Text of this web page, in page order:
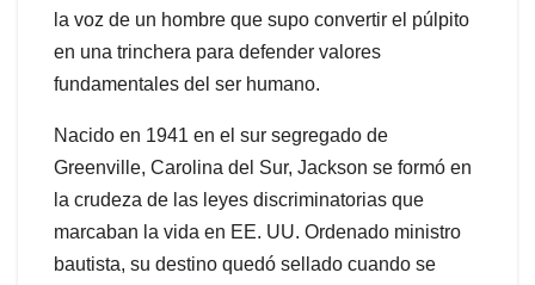
la voz de un hombre que supo convertir el púlpito
en una trinchera para defender valores
fundamentales del ser humano.
Nacido en 1941 en el sur segregado de
Greenville, Carolina del Sur, Jackson se formó en
la crudeza de las leyes discriminatorias que
marcaban la vida en EE. UU. Ordenado ministro
bautista, su destino quedó sellado cuando se